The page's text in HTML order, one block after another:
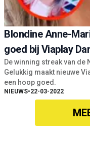
Blondine Anne-
goed bij Viaplay
De winning streak van
Gelukkig maakt nieuwe
een hoop goed.
NIEUWS•22-03-2022